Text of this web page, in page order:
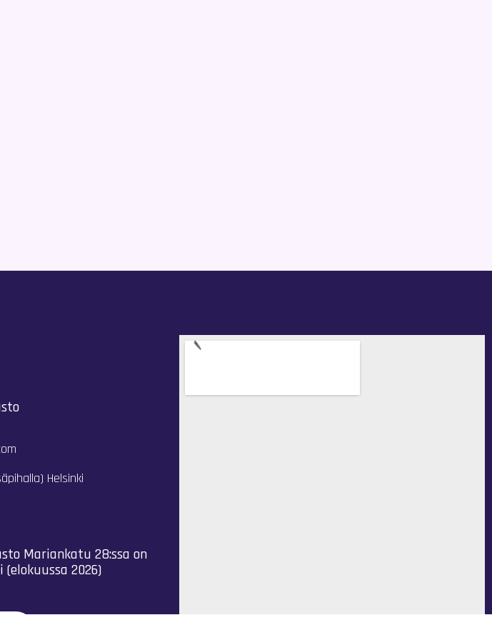
Helsinki
Mariankatu 28:ssa on
2026)